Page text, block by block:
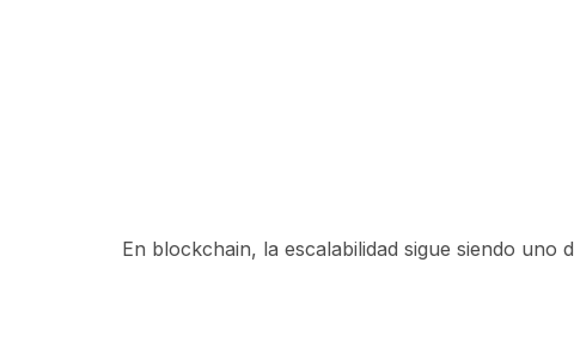
En blockchain, la escalabilidad sigue siendo